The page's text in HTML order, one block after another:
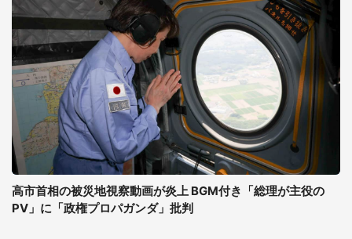
高市首相の被災地視察動画が炎上 BGM付き「総理が主役の
PV」に「政権プロパガンダ」批判